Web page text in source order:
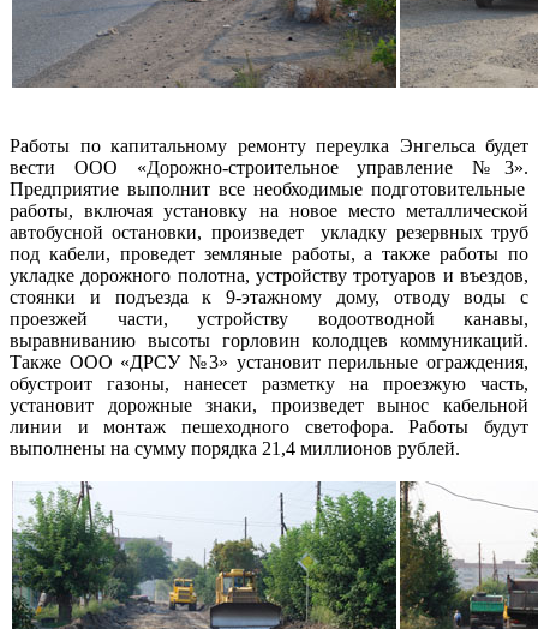
Работы по капитальному ремонту переулка Энгельса будет
вести ООО «Дорожно-строительное управление №3».
Предприятие выполнит все необходимые подготовительные
работы, включая установку на новое место металлической
автобусной остановки, произведет
укладку резервных труб
под кабели, проведет земляные работы, а также работы по
укладке дорожного полотна, устройству тротуаров и въездов,
стоянки и подъезда к 9-этажному дому, отводу воды с
проезжей части, устройству водоотводной канавы,
выравниванию высоты горловин колодцев коммуникаций.
Также ООО «ДРСУ №3» установит перильные ограждения,
обустроит газоны, нанесет разметку на проезжую часть,
установит дорожные знаки, произведет вынос кабельной
линии и монтаж пешеходного светофора. Работы будут
выполнены на сумму порядка 21,4 миллионов рублей.